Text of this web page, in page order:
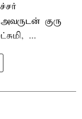
அவருடன் குரு
...